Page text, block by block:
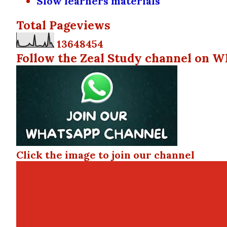
Total Pageviews
13648454
Follow the Zeal Study channel on
Click the image to join our channel